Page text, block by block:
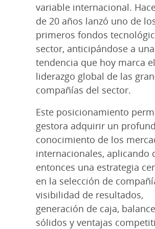
variable internacional.
de 20 años lanzó uno de
primeros fondos
sector, anticipándose a una
tendencia que hoy marca el
liderazgo global de las
compañías del sector.
Este posicionamiento
gestora adquirir un
conocimiento de los
internacionales, aplicando
entonces una estrategia
en la selección de
visibilidad de resultados,
generación de caja,
sólidos y ventajas